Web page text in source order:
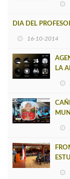
DIA DEL
16-10-2014
LA